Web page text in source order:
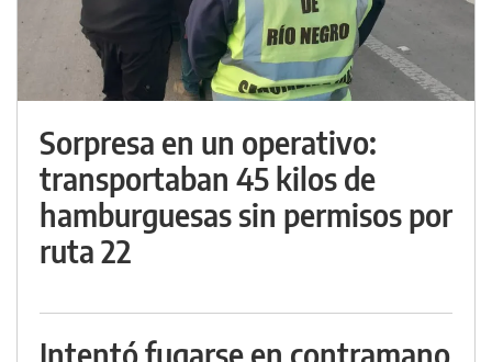
Sorpresa en un operativo:
transportaban 45 kilos de
hamburguesas sin permisos por
ruta 22
Intentó fugarse en contramano